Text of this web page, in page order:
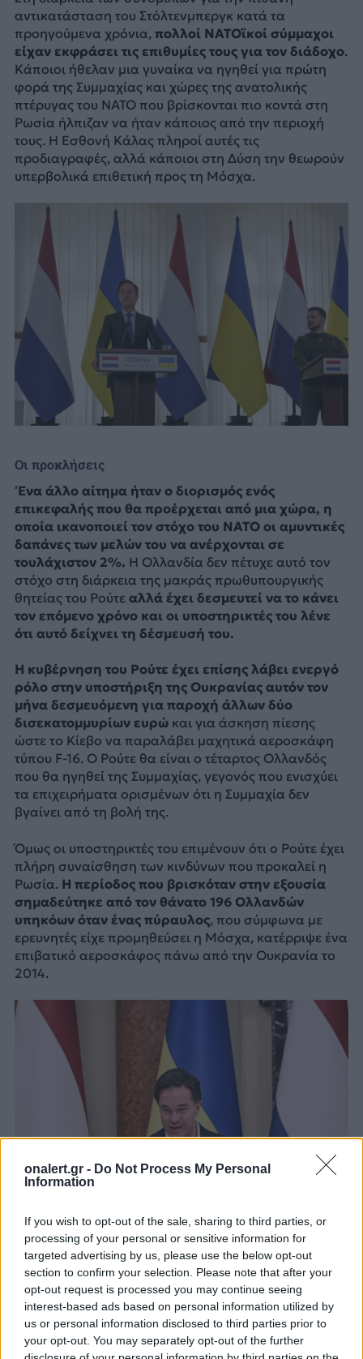
onalert.gr - Do Not Process My Personal
Information
If you wish to opt-out of the sale, sharing to third parties, or
processing of your personal or sensitive information for
targeted advertising by us, please use the below opt-out
section to confirm your selection. Please note that after your
opt-out request is processed you may continue seeing
interest-based ads based on personal information utilized by
us or personal information disclosed to third parties prior to
your opt-out. You may separately opt-out of the further
αντικατάσταση του Στόλτενμπεργκ κατά τα
προηγούμενα χρόνια, πολλοί ΝΑΤΟϊκοί σύμμαχοι
είχαν εκφράσει τις επιθυμίες τους για τον διάδοχο.
Κάποιοι ήθελαν μια γυναίκα να ηγηθεί για πρώτη
φορά της Συμμαχίας και χώρες της ανατολικής
πτέρυγας του ΝΑΤΟ που βρίσκονται πιο κοντά στη
Ρωσία ήλπιζαν να ήταν κάποιος από την περιοχή
τους. Η Εσθονή Κάλας πληροί αυτές τις
προδιαγραφές, αλλά κάποιοι στη Δύση την θεωρούν
υπερβολικά επιθετική προς τη Μόσχα.
Οι προκλήσεις
‘Ενα άλλο αίτημα ήταν ο διορισμός ενός
επικεφαλής που θα προέρχεται από μια χώρα, η
οποία ικανοποιεί τον στόχο του ΝΑΤΟ οι αμυντικές
δαπάνες των μελών του να ανέρχονται σε
τουλάχιστον 2%. Η Ολλανδία δεν πέτυχε αυτό τον
στόχο στη διάρκεια της μακράς πρωθυπουργικής
θητείας του Ρούτε αλλά έχει δεσμευτεί να το κάνει
τον επόμενο χρόνο και οι υποστηρικτές του λένε
ότι αυτό δείχνει τη δέσμευσή του.
Η κυβέρνηση του Ρούτε έχει επίσης λάβει ενεργό
ρόλο στην υποστήριξη της Ουκρανίας αυτόν τον
μήνα δεσμευόμενη για παροχή άλλων δύο
δισεκατομμυρίων ευρώκαι για άσκηση πίεσης
ώστε το Κίεβο να παραλάβει μαχητικά αεροσκάφη
τύπου F-16. Ο Ρούτε θα είναι ο τέταρτος Ολλανδός
που θα ηγηθεί της Συμμαχίας, γεγονός που ενισχύει
τα επιχειρήματα ορισμένων ότι η Συμμαχία δεν
βγαίνει από τη βολή της.
Όμως οι υποστηρικτές του επιμένουν ότι ο Ρούτε έχει
πλήρη συναίσθηση των κινδύνων που προκαλεί η
Ρωσία. Η περίοδος που βρισκόταν στην εξουσία
σημαδεύτηκε από τον θάνατο 196 Ολλανδών
υπηκόων όταν ένας πύραυλος, που σύμφωνα με
ερευνητές είχε προμηθεύσει η Μόσχα, κατέρριψε ένα
επιβατικό αεροσκάφος πάνω από την Ουκρανία το
2014.
Και στο βάθος….ο Τραμπ ;
Επιπλέον, στο σκεπτικό κάποιων συμμάχων στην
Ευρώπη βρίσκεταιτο ενδεχόμενο επιστροφής στην
αμερικανική προεδρία τον ερχόμενο χρόνο του
Ντόναλντ Τραμπ, ο οποίος φέρεται να σκεφτόταν να